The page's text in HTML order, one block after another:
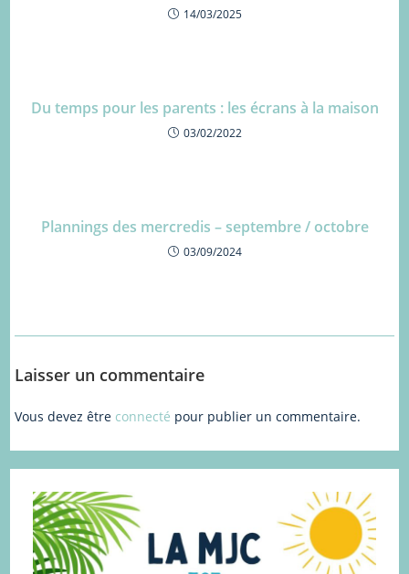
14/03/2025
Du temps pour les parents : les écrans à la maison
03/02/2022
Plannings des mercredis – septembre / octobre
03/09/2024
Laisser un commentaire
Vous devez être connecté pour publier un commentaire.